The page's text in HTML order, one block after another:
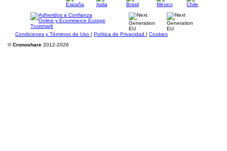
Condiciones y Términos de Uso | Política de Privacidad | Cookies
©Cronoshare 2012-2026